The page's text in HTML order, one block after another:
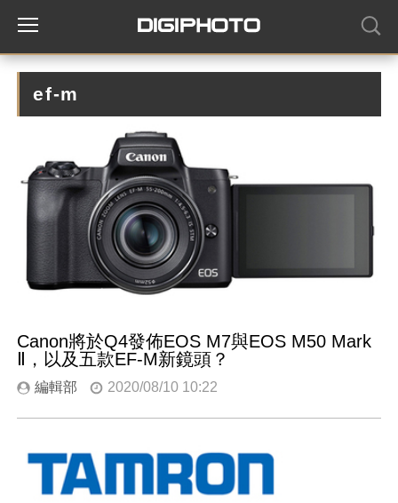
ef-m
Canon將於Q4發佈EOS M7與EOS M50 Mark
Ⅱ，以及五款EF-M新鏡頭？
編輯部 2020/08/10 10:22